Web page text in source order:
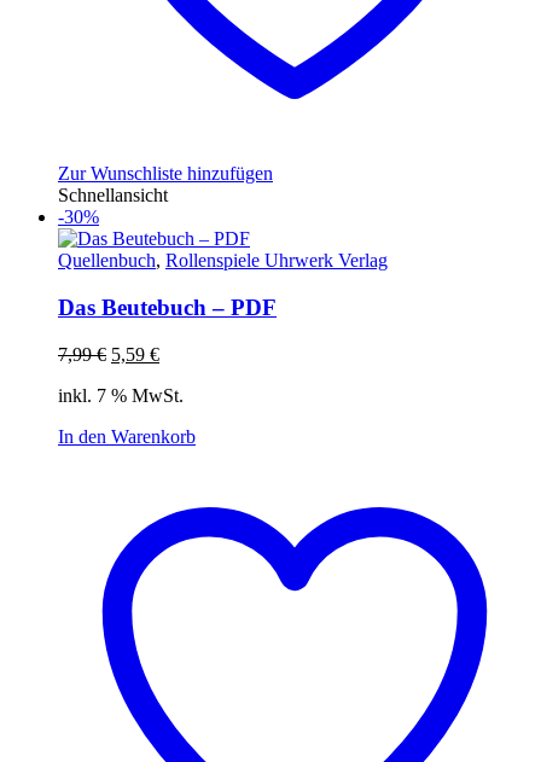
Zur Wunschliste hinzufügen
Schnellansicht
-30%
Quellenbuch, Rollenspiele Uhrwerk Verlag
Das Beutebuch – PDF
7,99€ Ursprünglicher
war:
5,59 €Aktueller
ist:
inkl. 7 % MwSt.
In den Warenkorb